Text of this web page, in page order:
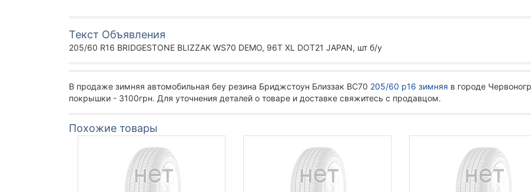
Текст Объявления
205/60 R16 BRIDGESTONE BLIZZAK WS70 DEMO, 96T XL DOT21 JAPAN, шт б/у
В продаже зимняя автомобильная беу резина Бриджстоун Близзак ВС70 205/60 р16 зимняя в городе
покрышки - 3100грн. Для уточнения деталей о товаре и доставке свяжитесь с продавцом.
Похожие товары